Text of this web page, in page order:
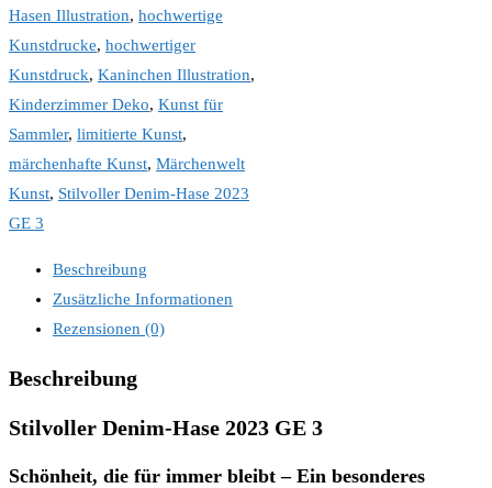
Hasen Illustration, hochwertige
Kunstdrucke, hochwertiger
Kunstdruck, Kaninchen Illustration,
Kinderzimmer Deko, Kunst für
Sammler, limitierte Kunst,
märchenhafte Kunst, Märchenwelt
Kunst, Stilvoller Denim-Hase 2023
GE 3
Beschreibung
Zusätzliche Informationen
Rezensionen (0)
Beschreibung
Stilvoller Denim-Hase 2023 GE 3
Schönheit, die für immer bleibt – Ein besonderes